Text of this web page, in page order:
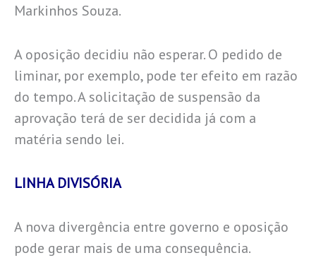
Markinhos Souza.
A oposição decidiu não esperar. O pedido de
liminar, por exemplo, pode ter efeito em razão
do tempo. A solicitação de suspensão da
aprovação terá de ser decidida já com a
matéria sendo lei.
LINHA DIVISÓRIA
A nova divergência entre governo e oposição
pode gerar mais de uma consequência.